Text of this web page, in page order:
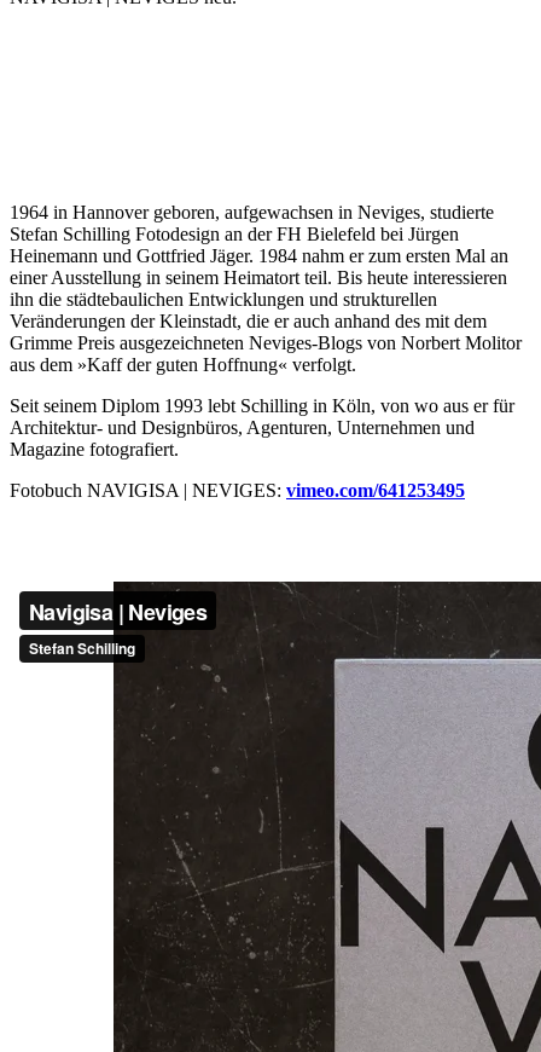
1964 in Hannover geboren, aufgewachsen in Neviges, studierte
Stefan Schilling Fotodesign an der FH Bielefeld bei Jürgen
Heinemann und Gottfried Jäger. 1984 nahm er zum ersten Mal an
einer Ausstellung in seinem Heimatort teil. Bis heute interessieren
ihn die städtebaulichen Entwicklungen und strukturellen
Veränderungen der Kleinstadt, die er auch anhand des mit dem
Grimme Preis ausgezeichneten Neviges-Blogs von Norbert Molitor
aus dem »Kaff der guten Hoffnung« verfolgt.
Seit seinem Diplom 1993 lebt Schilling in Köln, von wo aus er für
Architektur- und Designbüros, Agenturen, Unternehmen und
Magazine fotografiert.
Fotobuch NAVIGISA | NEVIGES: vimeo.com/641253495